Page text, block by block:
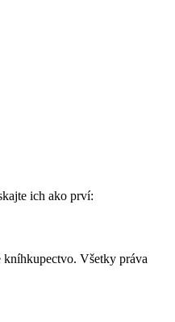
ich ako prví:
Všetky práva